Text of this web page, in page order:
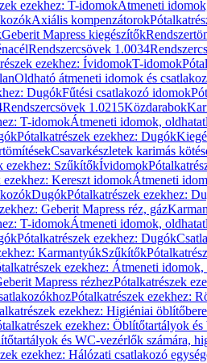
ezekhez: T-idomokÁtmeneti
Axiális kompenzátorok
Geberit Mapress kiegészítők
Rendszercsövek 1.0034
ezekhez: ÍvidomokT-idomok
Oldható átmeneti idomok és
DugókFűtési csatlakozó idomok
Rendszercsövek 1.0215Közdarabok
T-idomokÁtmeneti idomok,
Pótalkatrészek ezekhez: Dugók
Csavarkészletek karimás
ezekhez: SzűkítőkÍvidomok
ezekhez: Kereszt idomokÁtmeneti
DugókPótalkatrészek ezekhez:
Geberit Mapress réz, gáz
T-idomokÁtmeneti idomok,
Pótalkatrészek ezekhez: Dugók
KarmantyúkSzűkítők
ezekhez: Átmeneti idomok,
Mapress rézhezPótalkatrészek
Pótalkatrészek ezekhez:
ezekhez: Higiéniai
ezekhez: Öblítőtartályok
és WC-vezérlők számára,
ezekhez: Hálózati csatlakozó